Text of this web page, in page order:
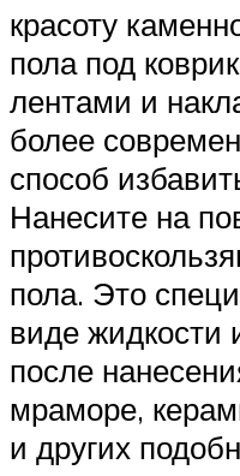
красоту
пола под
лентами и
более
способ
Нанесите на
пола. Это
виде жидкости
после
мраморе,
и других